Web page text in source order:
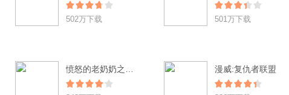
502万下载 501万下载
漫威:复仇者联盟